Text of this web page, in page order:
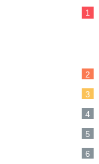
1
2
3
4
5
6